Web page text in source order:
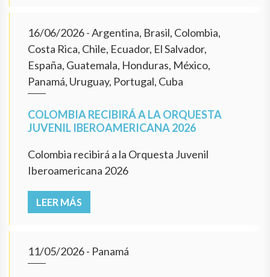
16/06/2026- Argentina, Brasil, Colombia,
Costa Rica, Chile, Ecuador, El Salvador,
España, Guatemala, Honduras, México,
Panamá, Uruguay, Portugal, Cuba
COLOMBIA RECIBIRÁ A LA ORQUESTA
JUVENIL IBEROAMERICANA 2026
Colombia recibirá a la Orquesta Juvenil
Iberoamericana 2026
LEER MÁS
11/05/2026- Panamá